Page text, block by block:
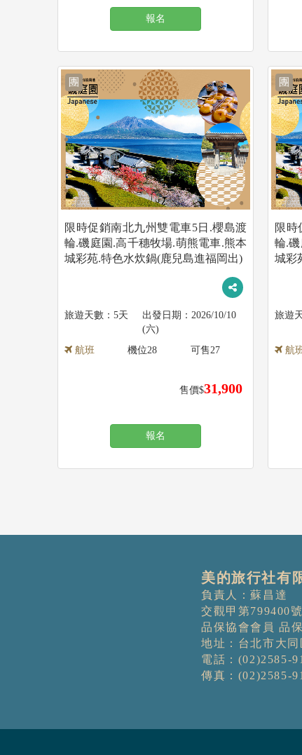
報名
團
限時促銷南北九州雙電車5日.櫻島渡
輪.磯庭園.高千穗牧場.萌熊電車.熊本
城彩苑.特色水炊鍋(鹿兒島進福岡出)
5天
2026/10/10
(六)
航班
售價$31,900
機位28 可售27
報名
團
限時
輪.
城彩
航
美的旅行社有
負責人：蘇昌達
交觀甲第799400號
品保協會會員 品
地址：台北市大
電話：(02)2585-
傳真：(02)2585-